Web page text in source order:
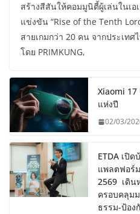
สร้างสีสันให้คอมมูนิตี้ผู้เล่นในเอ
แข่งขัน “Rise of the Tenth
สายเกมกว่า 20 คน จากประเท
โดย PRIMKUNG,
Xiaomi
แห่งปี
02/03/
ETDA เปิ
แพลตฟอร์
2569 เดิน
ครอบคลุม
ธรรม-ป้อง